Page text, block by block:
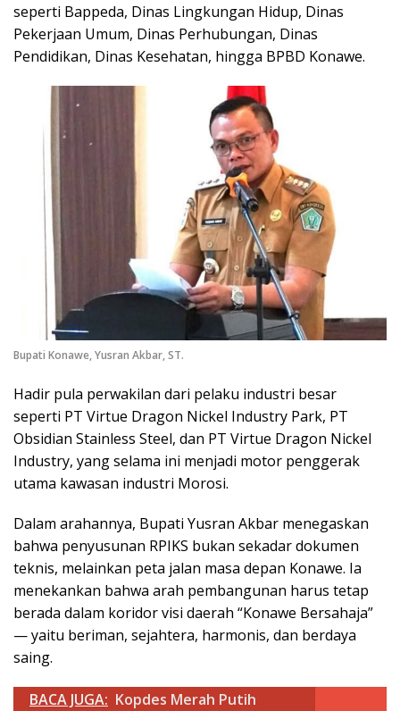
seperti Bappeda, Dinas Lingkungan Hidup, Dinas
Pekerjaan Umum, Dinas Perhubungan, Dinas
Pendidikan, Dinas Kesehatan, hingga BPBD Konawe.
Bupati Konawe, Yusran Akbar, ST.
Hadir pula perwakilan dari pelaku industri besar
seperti PT Virtue Dragon Nickel Industry Park, PT
Obsidian Stainless Steel, dan PT Virtue Dragon Nickel
Industry, yang selama ini menjadi motor penggerak
utama kawasan industri Morosi.
Dalam arahannya, Bupati Yusran Akbar menegaskan
bahwa penyusunan RPIKS bukan sekadar dokumen
teknis, melainkan peta jalan masa depan Konawe. Ia
menekankan bahwa arah pembangunan harus tetap
berada dalam koridor visi daerah “Konawe Bersahaja”
— yaitu beriman, sejahtera, harmonis, dan berdaya
saing.
BACA JUGA: Kopdes Merah Putih